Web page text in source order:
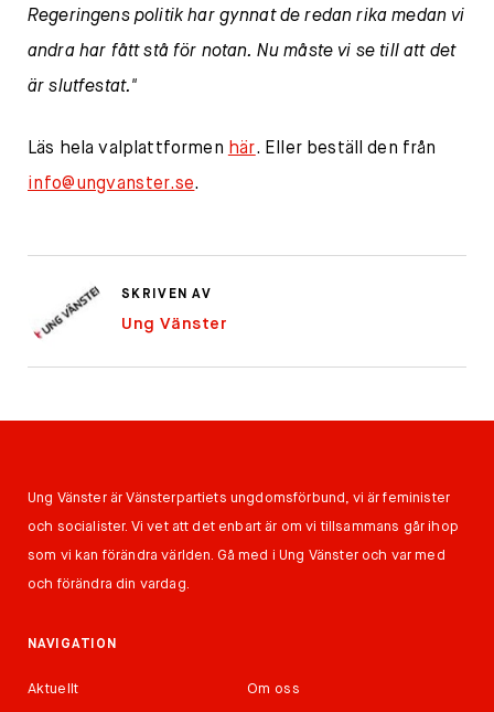
Regeringens politik har gynnat de redan rika medan vi
andra har fått stå för notan. Nu måste vi se till att det
är slutfestat."
Läs hela valplattformen här. Eller beställ den från
info@ungvanster.se.
SKRIVEN AV
Ung Vänster
Ung Vänster är Vänsterpartiets ungdomsförbund, vi är feminister
och socialister. Vi vet att det enbart är om vi tillsammans går ihop
som vi kan förändra världen. Gå med i Ung Vänster och var med
och förändra din vardag.
NAVIGATION
Aktuellt Om oss